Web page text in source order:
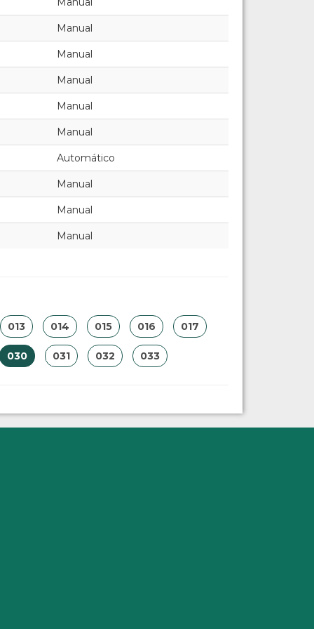
Manual
Manual
Manual
Manual
Manual
Automático
Manual
Manual
Manual
013 014 015 016 017
030 031 032 033